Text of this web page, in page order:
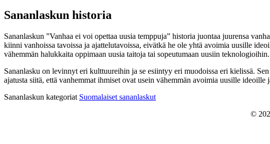
Sananlaskun historia
Sananlaskun ”Vanhaa ei voi opettaa uusia temppuja” historia juontaa juurensa
kiinni vanhoissa tavoissa ja ajattelutavoissa, eivätkä he ole yhtä avoimia uusille
vähemmän halukkaita oppimaan uusia taitoja tai sopeutumaan uusiin teknologioihin.
Sananlasku on levinnyt eri kulttuureihin ja se esiintyy eri muodoissa eri kielissä.
ajatusta siitä, että vanhemmat ihmiset ovat usein vähemmän avoimia uusille ideoille
Sananlaskun kategoriat Suomalaiset sananlaskut
©